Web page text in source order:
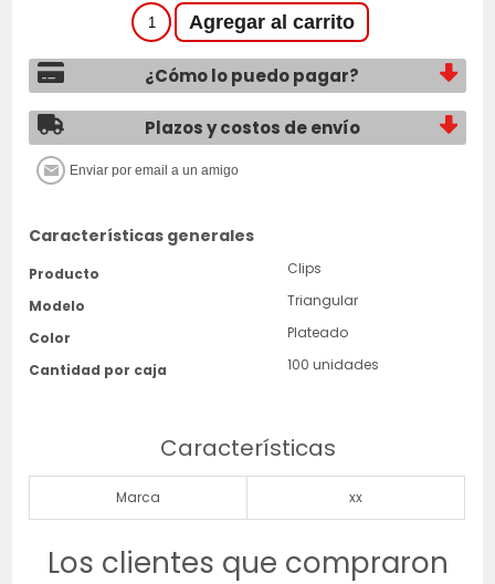
¿Cómo lo puedo pagar?
Plazos y costos de envío
Características generales
Producto
Clips
Modelo
Triangular
Color
Plateado
Cantidad por caja
100 unidades
Características
Marca xx
Los clientes que compraron